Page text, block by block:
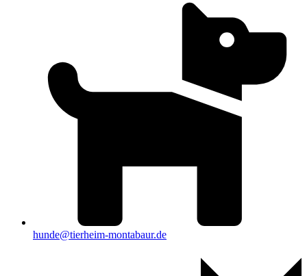
hunde@tierheim-montabaur.de